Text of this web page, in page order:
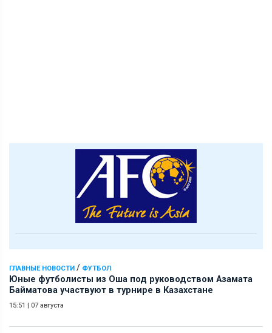
ГЛАВНЫЕ НОВОСТИ / ФУТБОЛ
Юные футболисты из Оша под руководством Азамата
Байматова участвуют в турнире в Казахстане
15:51 | 07 августа